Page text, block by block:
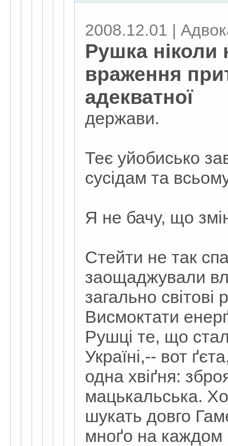
2008.12.01 |
Рушка ніколи
враження
адекватної
держави.
Теє уйобисько
сусідам та
Я не бачу, що
Стейти не так
заощаджували
загально
Висмоктати
Рушці те, що
Україні,-- вот
одна хвіґня:
мацькальська.
шукать довго
мноґо на каждом